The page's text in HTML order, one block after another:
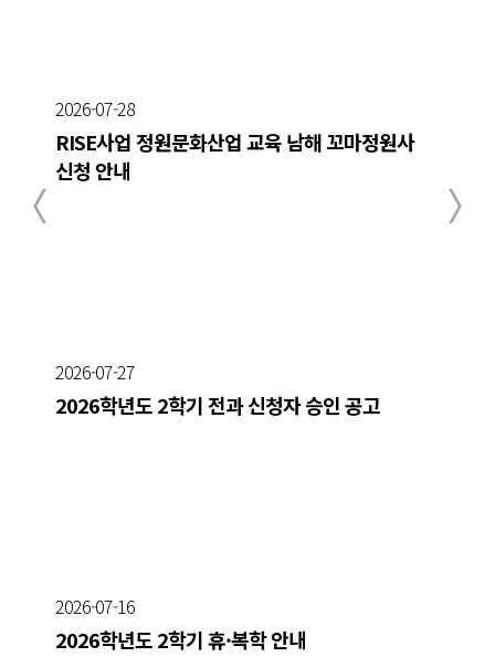
2026-07-28
RISE사업 정원문화산업 교육 남해 꼬마정원사
신청 안내
2026-07-27
2026학년도 2학기 전과 신청자 승인 공고
2026-07-16
2026학년도 2학기 휴·복학 안내